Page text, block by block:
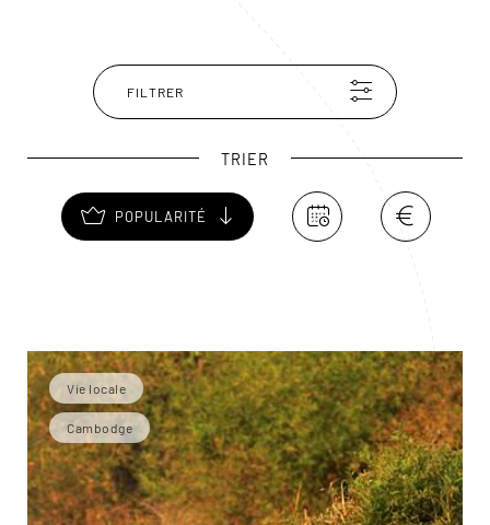
cascades où vous rafraîchir. Les chutes de Bou Sraa,
hautes d’une vingtaine de mètres, sont les plus
spectaculaires.
FILTRER
TRIER
POPULARITÉ
Vie locale
Cambodge